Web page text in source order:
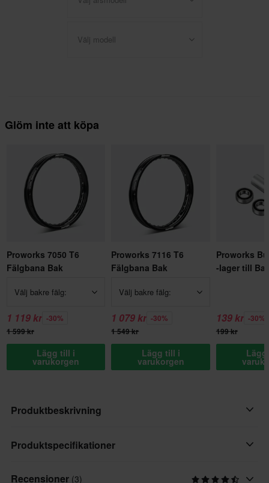
Välj modell
Glöm inte att köpa
Proworks 7050 T6
Fälgbana Bak
Välj bakre fälg:
1 119 kr -30%
1 599 kr
Lägg till i
varukorgen
Proworks 7116 T6
Fälgbana Bak
Välj bakre fälg:
1 079 kr -30%
1 549 kr
Lägg till i
varukorgen
Proworks
-lager till
139 kr -30%
199 kr
Produktbeskrivning
Bakhjulsdistanssats.
Produktspecifikationer
Recensioner (3)